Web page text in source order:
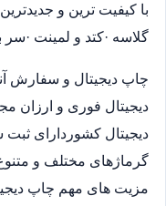
با کیفیت ترین و
گلاسه ·‎کتد و لمینت ·‎سر برگ A4 ·‎پاپ آپ 3*4
چاپ دیجیتال و سفارش
دیجیتال فوری و ارزان
دیجیتال کشوردارای ثبت
گرماژهای مختلف و
مزیت های مهم چاپ